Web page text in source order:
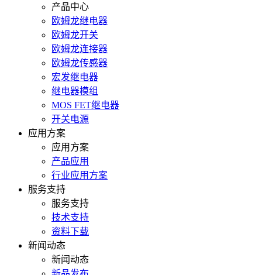
产品中心
欧姆龙继电器
欧姆龙开关
欧姆龙连接器
欧姆龙传感器
宏发继电器
继电器模组
MOS FET继电器
开关电源
应用方案
应用方案
产品应用
行业应用方案
服务支持
服务支持
技术支持
资料下载
新闻动态
新闻动态